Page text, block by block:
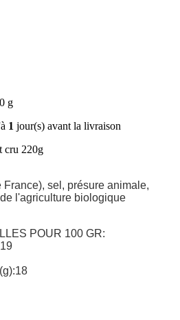
g
1 jour(s) avant la livraison
France), sel, présure animale,
l'agriculture biologique
POUR 100 GR: